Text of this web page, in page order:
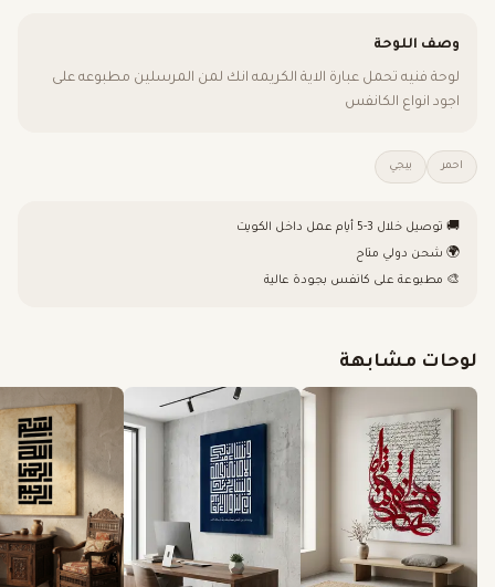
وصف اللوحة
لوحة فنيه تحمل عبارة الاية الكريمه انك لمن المرسلين مطبوعه على
اجود انواع الكانفس
احمر بيجي
🚚 توصيل خلال 3-5 أيام عمل داخل الكويت
🌍 شحن دولي متاح
🎨 مطبوعة على كانفس بجودة عالية
لوحات مشابهة